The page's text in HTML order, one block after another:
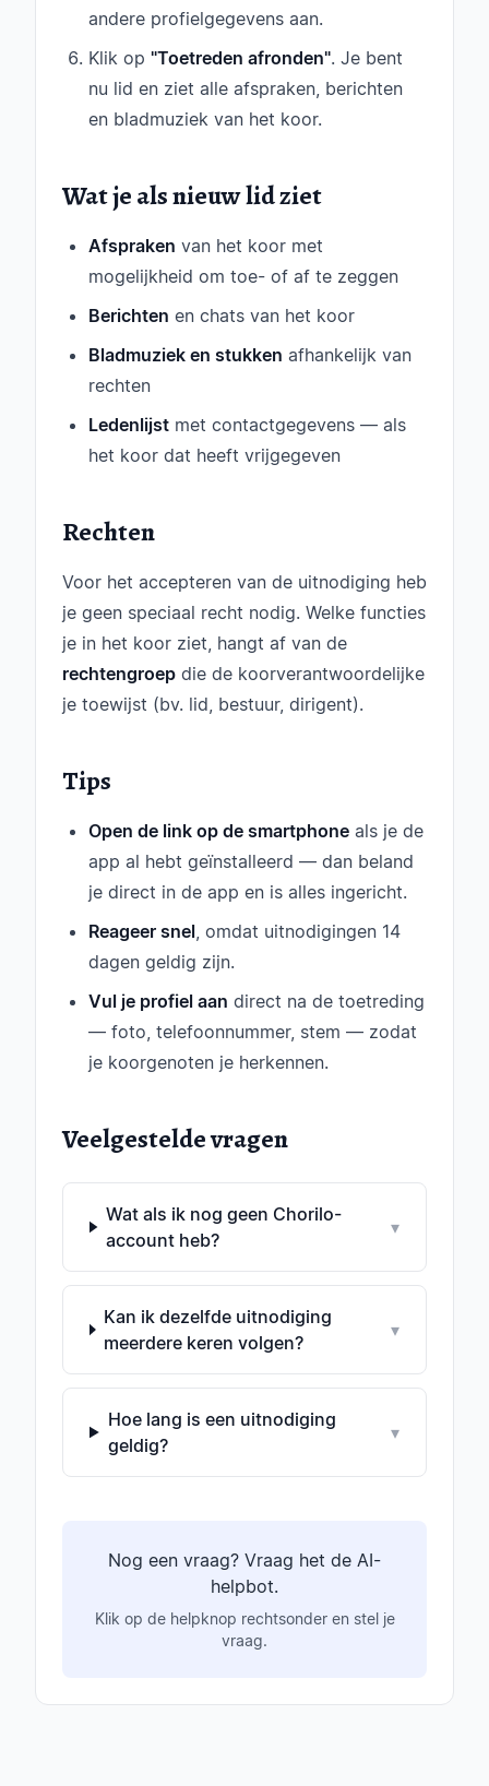
andere profielgegevens aan.
Klik op "Toetreden afronden". Je bent
nu lid en ziet alle afspraken, berichten
en bladmuziek van het koor.
Wat je als nieuw lid ziet
Afspraken van het koor met
mogelijkheid om toe- of af te zeggen
Berichten en chats van het koor
Bladmuziek en stukken afhankelijk van
rechten
Ledenlijst met contactgegevens — als
het koor dat heeft vrijgegeven
Rechten
Voor het accepteren van de uitnodiging heb
je geen speciaal recht nodig. Welke functies
je in het koor ziet, hangt af van de
rechtengroep die de koorverantwoordelijke
je toewijst (bv. lid, bestuur, dirigent).
Tips
Open de link op de smartphone als je de
app al hebt geïnstalleerd — dan beland
je direct in de app en is alles ingericht.
Reageer snel, omdat uitnodigingen 14
dagen geldig zijn.
Vul je profiel aan direct na de toetreding
— foto, telefoonnummer, stem — zodat
je koorgenoten je herkennen.
Veelgestelde vragen
Wat als ik nog geen Chorilo-
account heb?
▾
Kan ik dezelfde uitnodiging
meerdere keren volgen?
▾
Hoe lang is een uitnodiging
geldig?
▾
Nog een vraag? Vraag het de AI-
helpbot.
Klik op de helpknop rechtsonder en stel je
vraag.